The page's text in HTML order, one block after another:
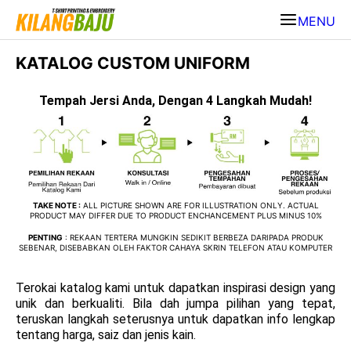
MENU
KATALOG CUSTOM UNIFORM
Tempah Jersi Anda, Dengan 4 Langkah Mudah!
TAKE NOTE :ALL PICTURE SHOWN ARE FOR ILLUSTRATION ONLY. ACTUAL
PRODUCT MAY DIFFER DUE TO PRODUCT ENCHANCEMENT PLUS MINUS 10%
PENTING : REKAAN TERTERA MUNGKIN SEDIKIT BERBEZA DARIPADA PRODUK
SEBENAR, DISEBABKAN OLEH FAKTOR CAHAYA SKRIN TELEFON ATAU KOMPUTER
Terokai katalog kami untuk dapatkan inspirasi design yang
unik dan berkualiti. Bila dah jumpa pilihan yang tepat,
teruskan langkah seterusnya untuk dapatkan info lengkap
tentang harga, saiz dan jenis kain.